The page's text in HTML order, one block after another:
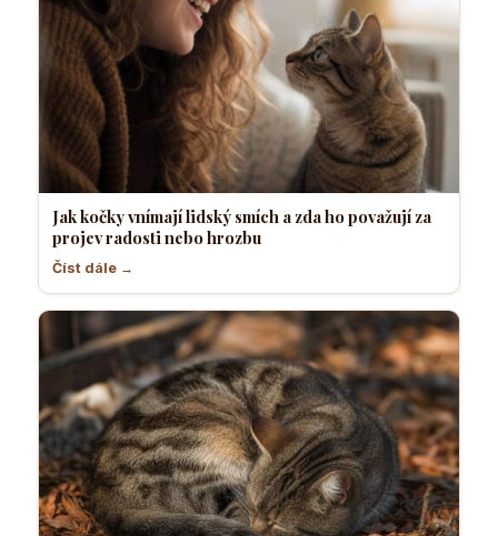
Jak kočky vnímají lidský smích a zda ho považují za
projev radosti nebo hrozbu
Číst dále →